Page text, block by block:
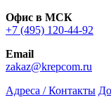
Офис в МСК
+7 (495) 120-44-92
Email
zakaz@krepcom.ru
Адреса / Контакты